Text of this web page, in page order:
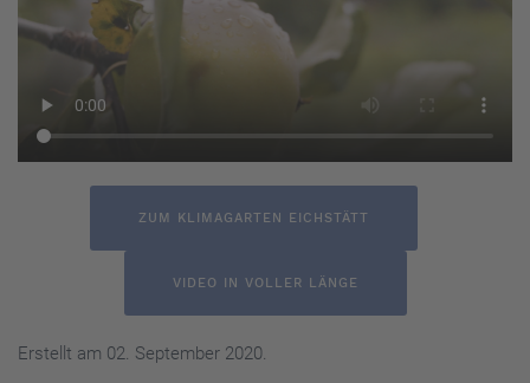
ZUM KLIMAGARTEN EICHSTÄTT
VIDEO IN VOLLER LÄNGE
Erstellt am 02. September 2020.